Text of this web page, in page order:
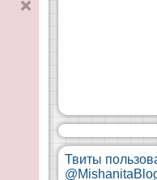
Твиты